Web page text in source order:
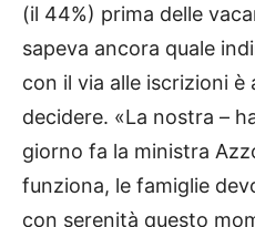
(il 44%) prima delle
sapeva ancora quale
con il via alle iscrizioni
decidere. «La nostra –
giorno fa la ministra
funziona, le famiglie
con serenità questo